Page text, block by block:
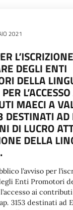
2021
DEGLI ENTI
DELLA
MAECI A
DESTINATI AD
DI LUCRO
DELLA
l’avviso per
Enti Promotori
ai
3153 destinati ad